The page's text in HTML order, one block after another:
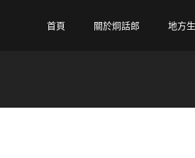
首頁 關於炯話郎 地方